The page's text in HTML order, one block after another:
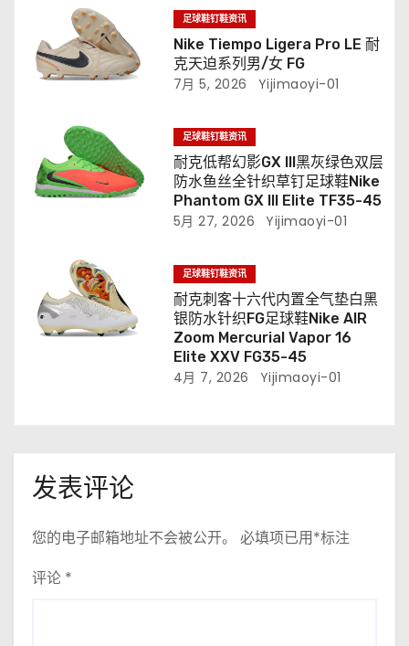
足球鞋钉鞋资讯
Nike Tiempo Ligera Pro LE 耐
克天迫系列男/女 FG
7月 5, 2026 Yijimaoyi-01
足球鞋钉鞋资讯
耐克低帮幻影GX III黑灰绿色双层
防水鱼丝全针织草钉足球鞋Nike
Phantom GX III Elite TF35-45
5月 27, 2026 Yijimaoyi-01
足球鞋钉鞋资讯
耐克刺客十六代内置全气垫白黑
银防水针织FG足球鞋Nike AIR
Zoom Mercurial Vapor 16
Elite XXV FG35-45
4月 7, 2026 Yijimaoyi-01
发表评论
您的电子邮箱地址不会被公开。 必填项已用*标注
评论 *